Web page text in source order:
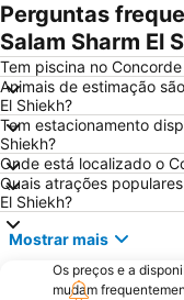
Perguntas
Salam Sharm El
Tem piscina no
Animais de estimação
El Shiekh?
Tem estacionamento
Shiekh?
Onde está localizado o
Quais atrações
El Shiekh?
Mostrar mais
Os preços e a
mudam